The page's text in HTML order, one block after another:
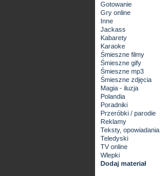
Gotowanie
Gry online
Inne
Jackass
Kabarety
Karaoke
Śmieszne filmy
Śmieszne gify
Śmieszne mp3
Śmieszne zdjęcia
Magia - iluzja
Polandia
Poradniki
Przeróbki / parodie
Reklamy
Teksty, opowiadania
Teledyski
TV online
Wlepki
Dodaj materiał